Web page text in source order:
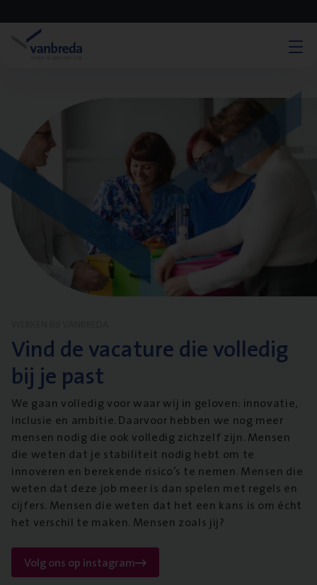
Vind de vacature die volledig
bij je past
We gaan volledig voor waar wij in geloven: innovatie,
inclusie en ambitie. Daarvoor hebben we nog meer
mensen nodig die ook volledig zichzelf zijn. Mensen
die weten dat je stabiliteit nodig hebt om te
innoveren en berekende risico’s te nemen. Mensen die
weten dat deze job meer is dan spelen met regels en
cijfers. Mensen die weten dat het een kans is om écht
het verschil te maken. Mensen zoals jij?
Volg ons op instagram